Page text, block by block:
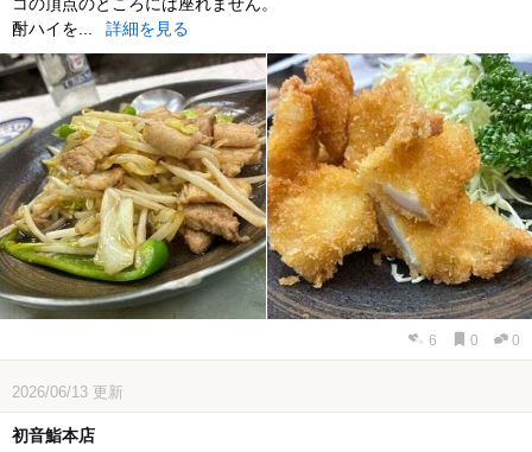
コの頂点のところには座れません。
酎ハイを...
詳細を見る
6 0 0
2026/06/13 更新
初音鮨本店